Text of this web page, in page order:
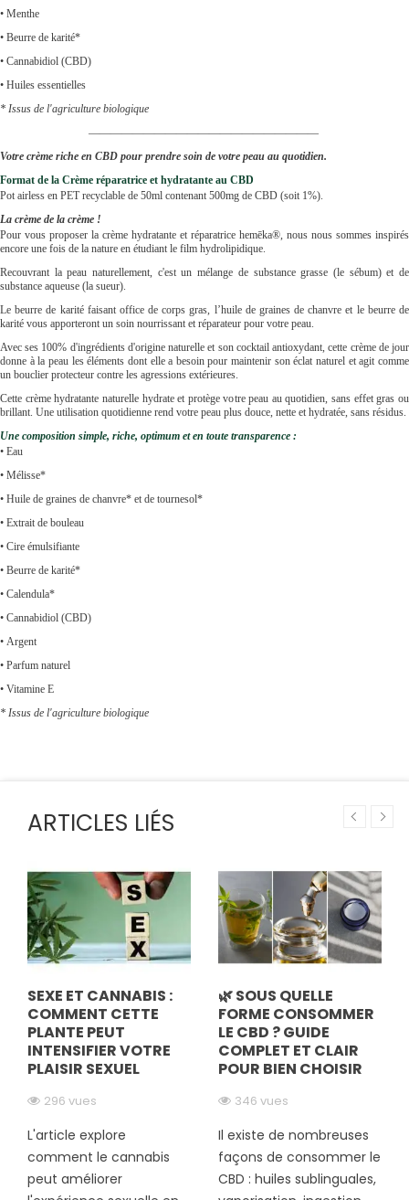
• Menthe
• Beurre de karité*
• Cannabidiol (CBD)
• Huiles essentielles
* Issus de l'agriculture biologique
—————————————————————
Votre crème riche en CBD pour prendre soin de votre peau au quotidien.
Format de la Crème réparatrice et hydratante au CBD
Pot airless en PET recyclable de 50ml contenant 500mg de CBD (soit 1%).
La crème de la crème !
Pour vous proposer la crème hydratante et réparatrice hemēka®, nous nous sommes inspirés
encore une fois de la nature en étudiant le film hydrolipidique.
Recouvrant la peau naturellement, c'est un mélange de substance grasse (le sébum) et de
substance aqueuse (la sueur).
Le beurre de karité faisant office de corps gras, l’huile de graines de chanvre et le beurre de
karité vous apporteront un soin nourrissant et réparateur pour votre peau.
Avec ses 100% d'ingrédients d'origine naturelle et son cocktail antioxydant, cette crème de jour
donne à la peau les éléments dont elle a besoin pour maintenir son éclat naturel et agit comme
un bouclier protecteur contre les agressions extérieures.
Cette crème hydratante naturelle hydrate et protège votre peau au quotidien, sans effet gras ou
brillant. Une utilisation quotidienne rend votre peau plus douce, nette et hydratée, sans résidus.
Une composition simple, riche, optimum et en toute transparence :
• Eau
• Mélisse*
• Huile de graines de chanvre* et de tournesol*
• Extrait de bouleau
• Cire émulsifiante
• Beurre de karité*
• Calendula*
• Cannabidiol (CBD)
• Argent
• Parfum naturel
• Vitamine E
* Issus de l'agriculture biologique
ARTICLES LIÉS
SEXE ET CANNABIS :
COMMENT CETTE
PLANTE PEUT
INTENSIFIER VOTRE
PLAISIR SEXUEL
296 vues
L'article explore
comment le cannabis
peut améliorer
🌿 SOUS QUELLE
FORME CONSOMMER
LE CBD ? GUIDE
COMPLET ET CLAIR
POUR BIEN CHOISIR
346 vues
Il existe de nombreuses
façons de consommer le
CBD : huiles sublinguales,